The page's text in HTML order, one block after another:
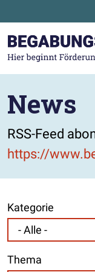
Zur Startseite
News
RSS-Feed
https://
Kategorie
Thema